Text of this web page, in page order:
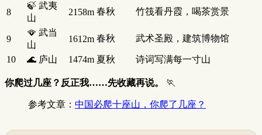
8
🍃 武夷
山
2158m 春秋 竹筏看丹霞，喝茶赏景
9
🪭 武当
山
1612m 春秋 武术圣殿，建筑博物馆
10 🌊 庐山 1474m 夏秋 诗词写满每一寸山
你爬过几座？反正我……先收藏再说。 🏃
参考文章： 中国必爬十座山，你爬了几座？